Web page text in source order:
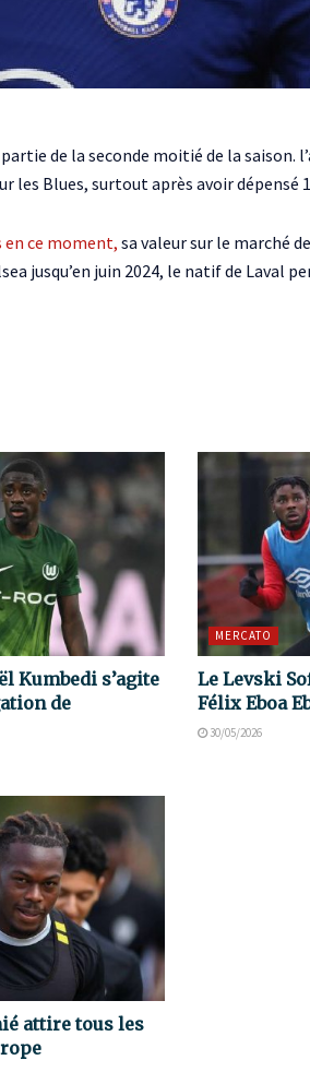
de la seconde moitié de la saison.
Blues, surtout après avoir dépensé
en ce moment,sa valeur sur le marché
jusqu’en juin 2024, le natif de Laval
Kumbedi s’agite
de
MERCATO
Le Levski
Félix Eboa
30/05/2026
attire tous les